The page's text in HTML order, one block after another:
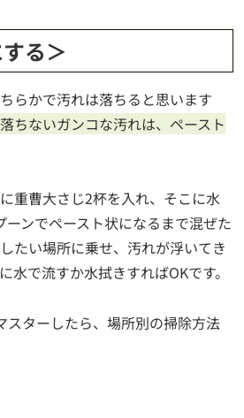
る＞
らかで汚れは落ちると思います
ちないガンコな汚れは、ペースト
重曹大さじ2杯を入れ、そこに水
ンでペースト状になるまで混ぜた
たい場所に乗せ、汚れが浮いてき
水で流すか水拭きすればOKです。
スターしたら、場所別の掃除方法